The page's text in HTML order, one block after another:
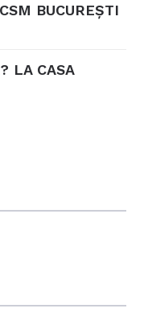
BUCUREȘTI
LA CASA